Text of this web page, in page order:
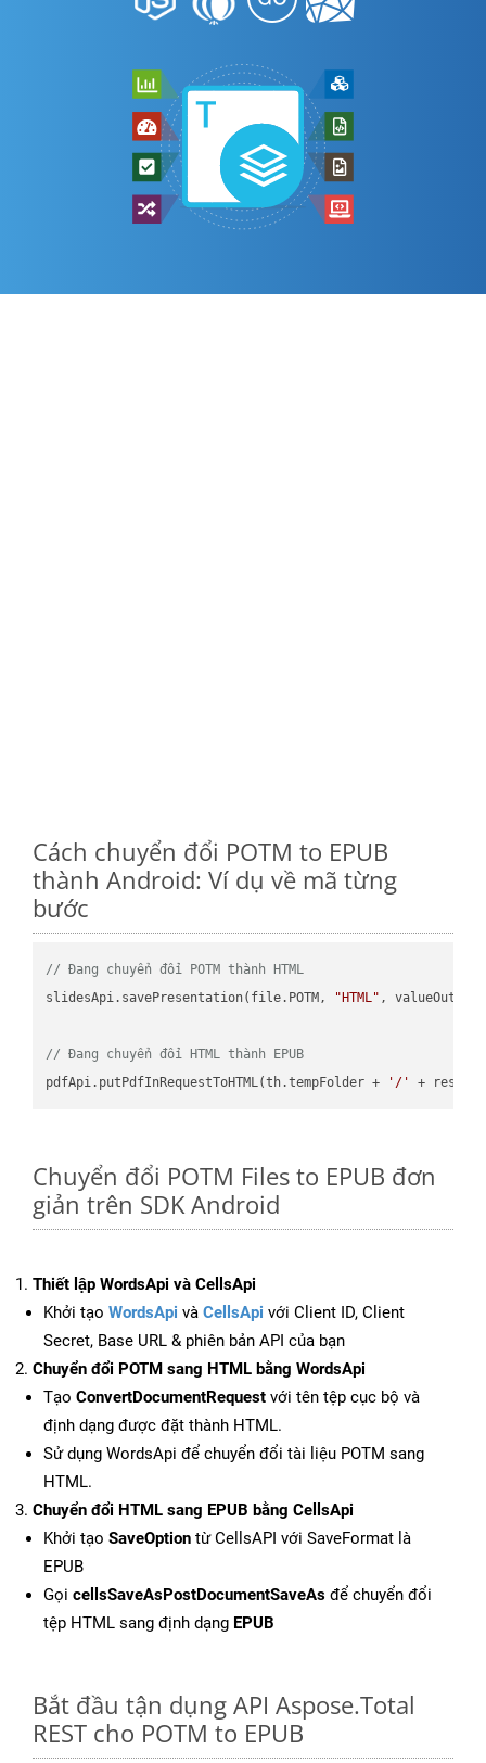
Cách chuyển đổi POTM to EPUB
thành Android: Ví dụ về mã từng
bước
// Đang chuyển đổi POTM thành HTML
slidesApi.savePresentation(file.POTM,
"HTML" ,
// Đang chuyển đổi HTML thành EPUB
pdfApi.putPdfInRequestToHTML(th.tempFolder +
'/' +
Chuyển đổi POTM Files to EPUB đơn
giản trên SDK Android
Thiết lập WordsApi và CellsApi
Khởi tạo WordsApi và CellsApi với Client ID, Client
Secret, Base URL & phiên bản API của bạn
Chuyển đổi POTM sang HTML bằng WordsApi
Tạo ConvertDocumentRequest với tên tệp cục bộ và
định dạng được đặt thành HTML.
Sử dụng WordsApi để chuyển đổi tài liệu POTM sang
HTML.
Chuyển đổi HTML sang EPUB bằng CellsApi
Khởi tạo SaveOption từ CellsAPI với SaveFormat là
EPUB
Gọi cellsSaveAsPostDocumentSaveAs để chuyển đổi
tệp HTML sang định dạng EPUB
Bắt đầu tận dụng API Aspose.Total
REST cho POTM to EPUB